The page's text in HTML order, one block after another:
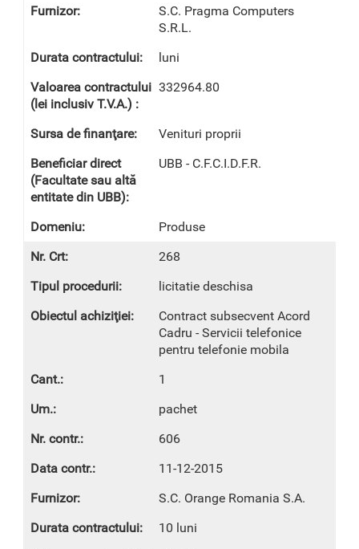
S.C. Pragma Computers
S.R.L.
luni
332964.80
Venituri proprii
UBB - C.F.C.I.D.F.R.
Produse
268
licitatie deschisa
Contract subsecvent Acord
Cadru - Servicii telefonice
pentru telefonie mobila
1
pachet
606
11-12-2015
S.C. Orange Romania S.A.
10 luni